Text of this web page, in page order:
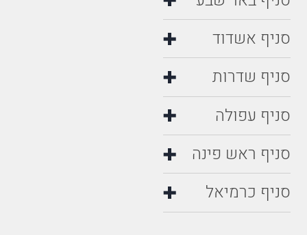
סניף אשדוד
סניף שדרות
סניף עפולה
סניף ראש פינה
סניף כרמיאל